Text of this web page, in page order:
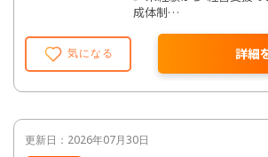
気になる 詳細
成体制
✅ 入社1年で税務申告も担
✅ 「話しやすさ」に自信あ
更新日：2026年07月30日